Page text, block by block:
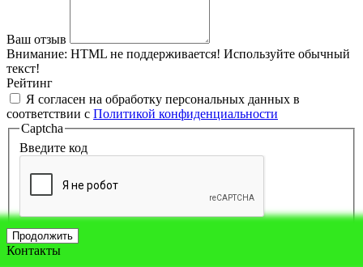
Ваш отзыв
Внимание: HTML не поддерживается! Используйте обычный
текст!
Рейтинг
Я согласен на обработку персональных данных в
соответствии с Политикой конфиденциальности
Captcha
Введите код
Продолжить
Контакты